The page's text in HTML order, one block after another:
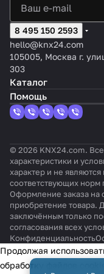
ле
ни
я
ет:
тра
ци
т
цвет:
й
тящи
8 495 150 2593
hello@knx24.com
105005, Москва г.
303
Каталог
Помощь
© 2026 KNX24.com.
характеристики и
характер и не
соответствующих норм
Оформление заказа на
приобретение товара.
заключённым только
согласования всех
Конфиденциальность
Продолжая
обработку файлов